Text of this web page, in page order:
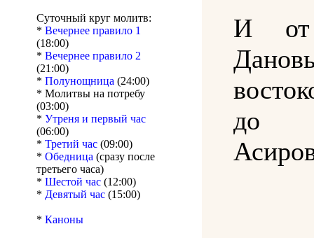
Суточный круг молитв:
* Вечернее правило 1
(18:00)
* Вечернее правило 2
(21:00)
* Полунощница (24:00)
* Молитвы на потребу
(03:00)
* Утреня и первый час
(06:00)
* Третий час (09:00)
* Обедница (сразу после
третьего часа)
* Шестой час (12:00)
* Девятый час (15:00)
* Каноны
И от
до